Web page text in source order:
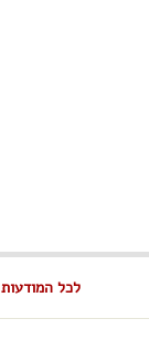
לכל המודעות